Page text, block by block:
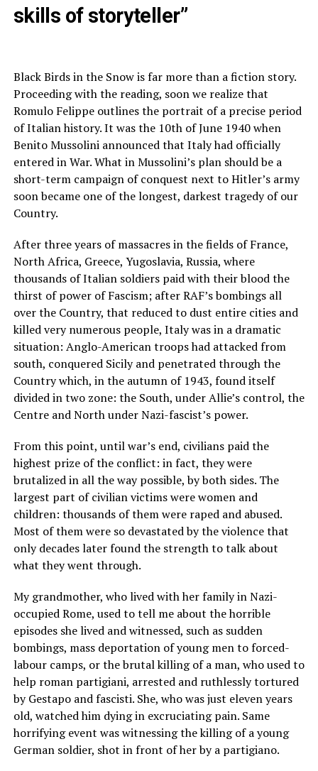
skills of storyteller”
Black Birds in the Snow is far more than a fiction story.
Proceeding with the reading, soon we realize that
Romulo Felippe outlines the portrait of a precise period
of Italian history. It was the 10th of June 1940 when
Benito Mussolini announced that Italy had officially
entered in War. What in Mussolini’s plan should be a
short-term campaign of conquest next to Hitler’s army
soon became one of the longest, darkest tragedy of our
Country.
After three years of massacres in the fields of France,
North Africa, Greece, Yugoslavia, Russia, where
thousands of Italian soldiers paid with their blood the
thirst of power of Fascism; after RAF’s bombings all
over the Country, that reduced to dust entire cities and
killed very numerous people, Italy was in a dramatic
situation: Anglo-American troops had attacked from
south, conquered Sicily and penetrated through the
Country which, in the autumn of 1943, found itself
divided in two zone: the South, under Allie’s control, the
Centre and North under Nazi-fascist’s power.
From this point, until war’s end, civilians paid the
highest prize of the conflict: in fact, they were
brutalized in all the way possible, by both sides. The
largest part of civilian victims were women and
children: thousands of them were raped and abused.
Most of them were so devastated by the violence that
only decades later found the strength to talk about
what they went through.
My grandmother, who lived with her family in Nazi-
occupied Rome, used to tell me about the horrible
episodes she lived and witnessed, such as sudden
bombings, mass deportation of young men to forced-
labour camps, or the brutal killing of a man, who used to
help roman partigiani, arrested and ruthlessly tortured
by Gestapo and fascisti. She, who was just eleven years
old, watched him dying in excruciating pain. Same
horrifying event was witnessing the killing of a young
German soldier, shot in front of her by a partigiano.